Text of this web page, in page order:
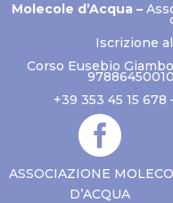
Molecole d’Acqua –
Iscrizione
Corso Eusebio
+39 353 45 15 678

ASSOCIAZIONE
D’ACQUA